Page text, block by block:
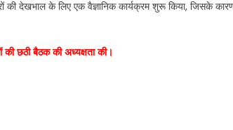
देखभाल के लिए एक वैज्ञानिक कार्यक्रम शुरू किया, जिसके
छठी बैठक की अध्यक्षता की।